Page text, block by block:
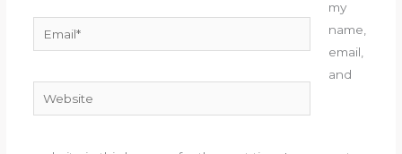
Website
my
name,
email,
and